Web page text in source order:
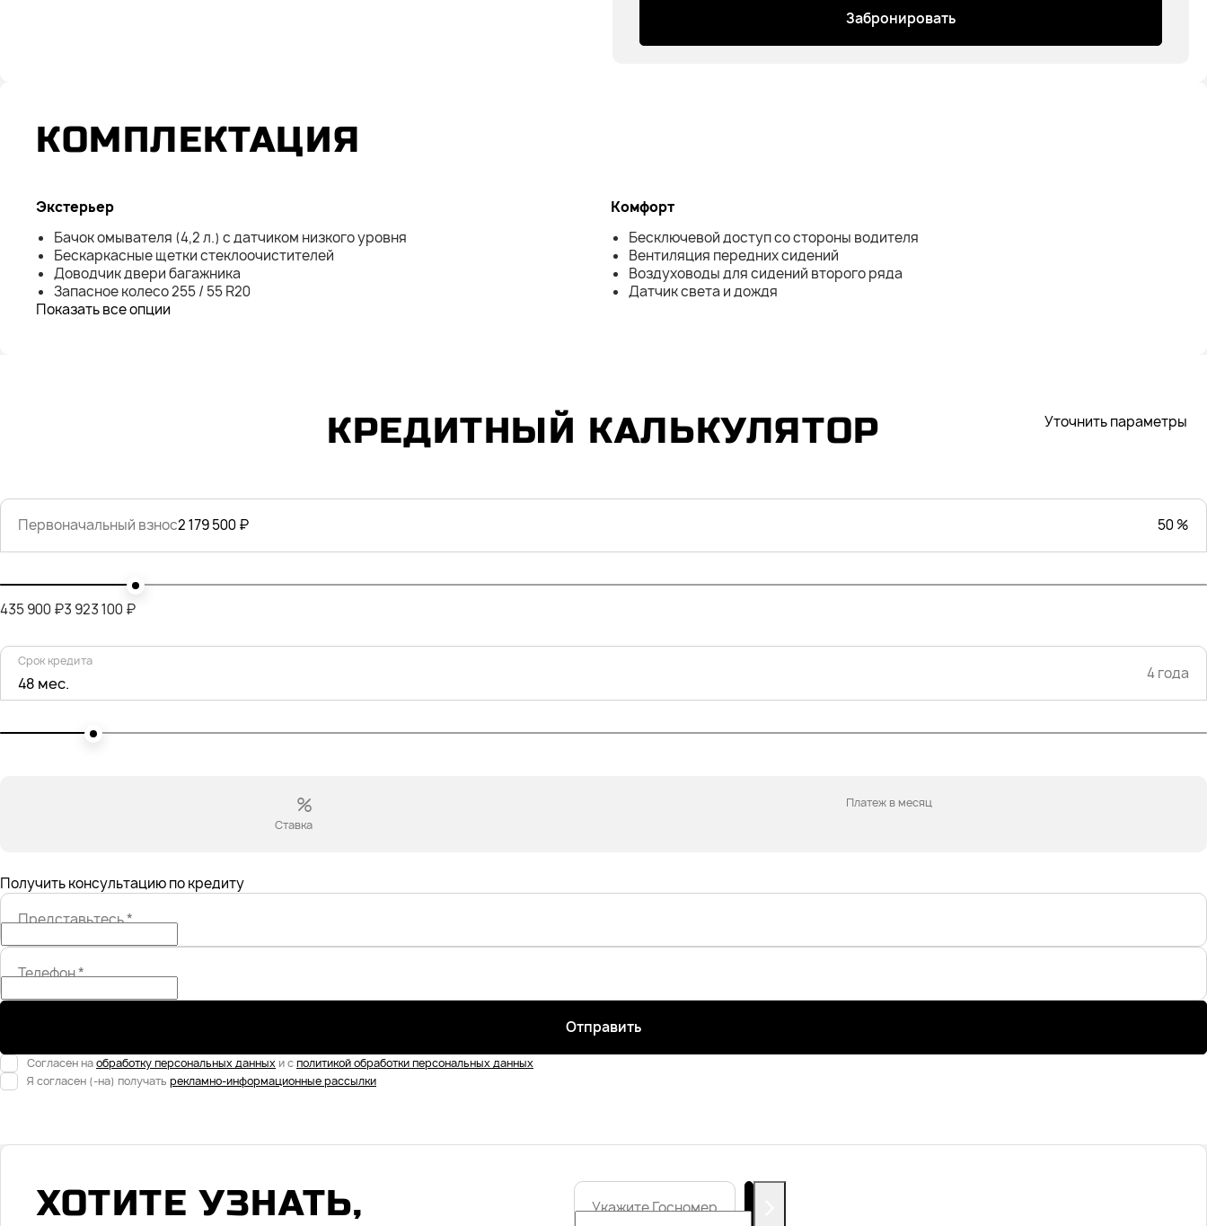
Забронировать
КОМПЛЕКТАЦИЯ
Экстерьер
Бачок омывателя (4,2 л.) с датчиком низкого уровня
Бескаркасные щетки стеклоочистителей
Доводчик двери багажника
Запасное колесо 255 / 55 R20
Комфорт
Бесключевой доступ со стороны водителя
Вентиляция передних сидений
Воздуховоды для сидений второго ряда
Датчик света и дождя
Показать все опции
КРЕДИТНЫЙ КАЛЬКУЛЯТОР Уточнить параметры
Первоначальный взнос2 179 500 ₽ 50 %
435 900 ₽3 923 100 ₽
Срок кредита
48 мес. 4 года
%
Ставка
Платеж в месяц
Получить консультацию по кредиту
Представьтесь*
Телефон*
Отправить
Согласен наобработку персональных данных и сполитикой обработки персональных данных
Я согласен (-на) получать рекламно-информационные рассылки
ХОТИТЕ УЗНАТЬ,
УкажитеГосномер